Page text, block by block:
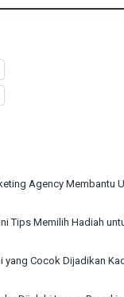
Agency Membantu
Tips Memilih Hadiah
yang Cocok Dijadikan